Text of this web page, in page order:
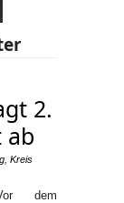
2.
ab
Kreis
dem